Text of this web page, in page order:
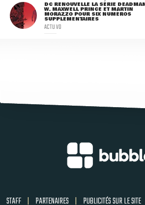
DC RENOUVELLE LA SÉRIE
W. MAXWELL PRINCE ET MARTIN
MORAZZO POUR SIX NUMÉROS
SUPPLÉMENTAIRES
ACTU VO
STAFF | PARTENAIRES | PUBLICITÉS SUR LE SITE